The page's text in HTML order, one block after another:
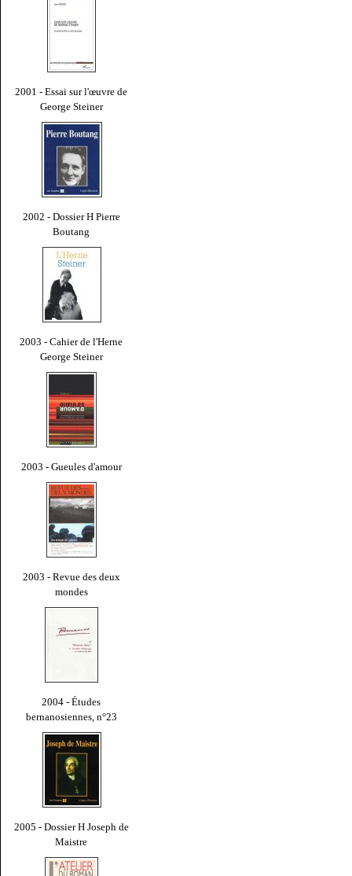
2001 - Essai sur l'œuvre de
George Steiner
2002 - Dossier H Pierre
Boutang
2003 - Cahier de l'Herne
George Steiner
2003 - Gueules d'amour
2003 - Revue des deux
mondes
2004 - Études
bernanosiennes, n°23
2005 - Dossier H Joseph de
Maistre